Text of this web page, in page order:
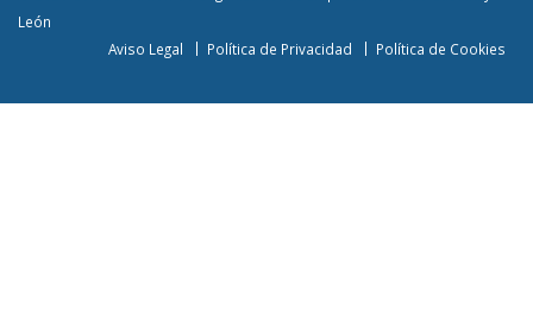
León
Aviso Legal
Política de Privacidad Política de Cookies